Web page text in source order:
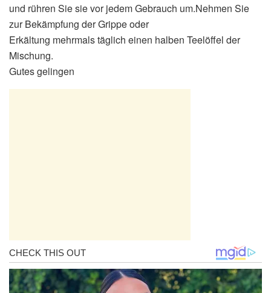
und rühren Sie sie vor jedem Gebrauch um.Nehmen Sie
zur Bekämpfung der Grippe oder
Erkältung mehrmals täglich einen halben Teelöffel der
Mischung.
Gutes gelingen